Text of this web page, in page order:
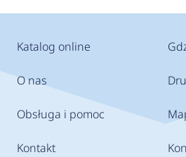
Katalog online
O nas
Obsługa i pomoc
Kontakt